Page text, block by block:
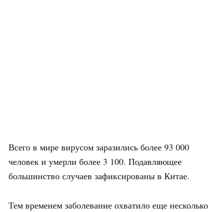
Всего в мире вирусом заразились более 93 000
человек и умерли более 3 100. Подавляющее
большинство случаев зафиксированы в Китае.
Тем временем заболевание охватило еще несколько